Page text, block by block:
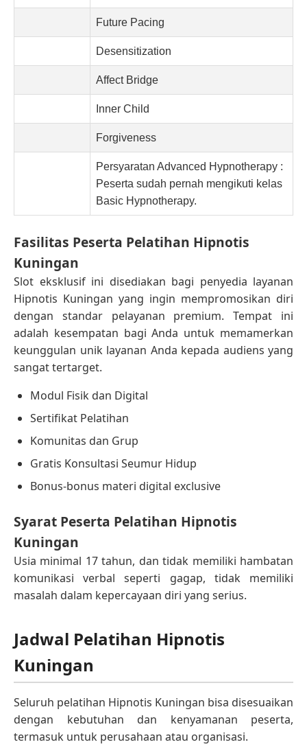
Future Pacing
Desensitization
Affect Bridge
Inner Child
Forgiveness
Persyaratan Advanced Hypnotherapy :
Peserta sudah pernah mengikuti kelas
Basic Hypnotherapy.
Fasilitas Peserta Pelatihan Hipnotis
Kuningan
Slot eksklusif ini disediakan bagi penyedia layanan
Hipnotis Kuningan yang ingin mempromosikan diri
dengan standar pelayanan premium. Tempat ini
adalah kesempatan bagi Anda untuk memamerkan
keunggulan unik layanan Anda kepada audiens yang
sangat tertarget.
Modul Fisik dan Digital
Sertifikat Pelatihan
Komunitas dan Grup
Gratis Konsultasi Seumur Hidup
Bonus-bonus materi digital exclusive
Syarat Peserta Pelatihan Hipnotis
Kuningan
Usia minimal 17 tahun, dan tidak memiliki hambatan
komunikasi verbal seperti gagap, tidak memiliki
masalah dalam kepercayaan diri yang serius.
Jadwal Pelatihan Hipnotis
Kuningan
Seluruh pelatihan Hipnotis Kuningan bisa disesuaikan
dengan kebutuhan dan kenyamanan peserta,
termasuk untuk perusahaan atau organisasi.